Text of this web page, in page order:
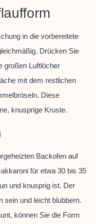
in die vorbereitete
Drücken Sie
großen Luftlöcher
mit dem restlichen
Diese
knusprige Kruste.
Backofen auf
für etwa 30 bis 35
und knusprig ist. Der
sein und leicht blubbern.
können Sie die Form